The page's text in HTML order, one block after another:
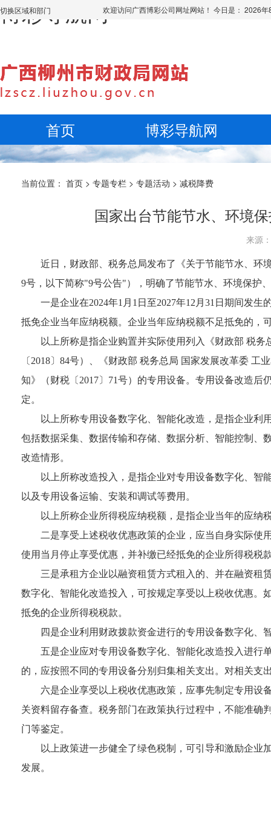
博彩导航网
切换区域和部门 欢迎访问广西博彩公司网址网站！ 今日是： 2026
首页 博彩导航网
当前位置： 首页 > 专题专栏 > 专题活动 > 减税降费
国家出台节能节水、环境
来源
近日，财政部、税务总局发布了《关于节能节水、环
9号，以下简称"9号公告"），明确了节能节水、环境保护
一是企业在2024年1月1日至2027年12月31日期间发
抵免企业当年应纳税额。企业当年应纳税额不足抵免的，
以上所称是指企业购置并实际使用列入《财政部 税
〔2018〕84号）、《财政部 税务总局 国家发展改革委
知》（财税〔2017〕71号）的专用设备。专用设备改造
定。
以上所称专用设备数字化、智能化改造，是指企业
包括数据采集、数据传输和存储、数据分析、智能控制、
改造情形。
以上所称改造投入，是指企业对专用设备数字化、
以及专用设备运输、安装和调试等费用。
以上所称企业所得税应纳税额，是指企业当年的应
二是享受上述税收优惠政策的企业，应当自身实际使
使用当月停止享受优惠，并补缴已经抵免的企业所得税税
三是承租方企业以融资租赁方式租入的、并在融资租
数字化、智能化改造投入，可按规定享受以上税收优惠。
抵免的企业所得税税款。
四是企业利用财政拨款资金进行的专用设备数字化
五是企业应对专用设备数字化、智能化改造投入进行
的，应按照不同的专用设备分别归集相关支出。对相关支
六是企业享受以上税收优惠政策，应事先制定专用设
关资料留存备查。税务部门在政策执行过程中，不能准
门等鉴定。
以上政策进一步健全了绿色税制，可引导和激励企
发展。